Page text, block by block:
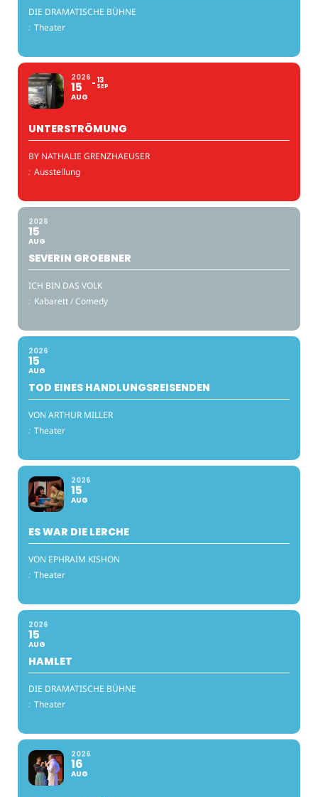
DIE DRAMATISCHE BÜHNE
: Theater
2026
15
AUG
13
SEP
UNTERSTRÖMUNG
BY NATHALIE GRENZHAEUSER
: Ausstellung
2026
15
AUG
SEVERIN GROEBNER
ICH BIN DAS VOLK
: Kabarett / Comedy
2026
15
AUG
TOD EINES HANDLUNGSREISENDEN
VON ARTHUR MILLER
: Theater
2026
15
AUG
ES WAR DIE LERCHE
VON EPHRAIM KISHON
: Theater
2026
15
AUG
HAMLET
DIE DRAMATISCHE BÜHNE
: Theater
2026
16
AUG